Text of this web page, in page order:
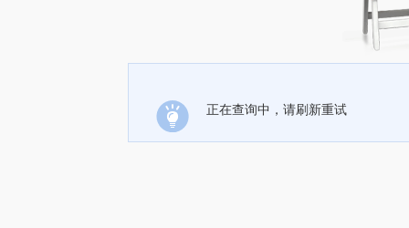
正在查询中，请刷新重试